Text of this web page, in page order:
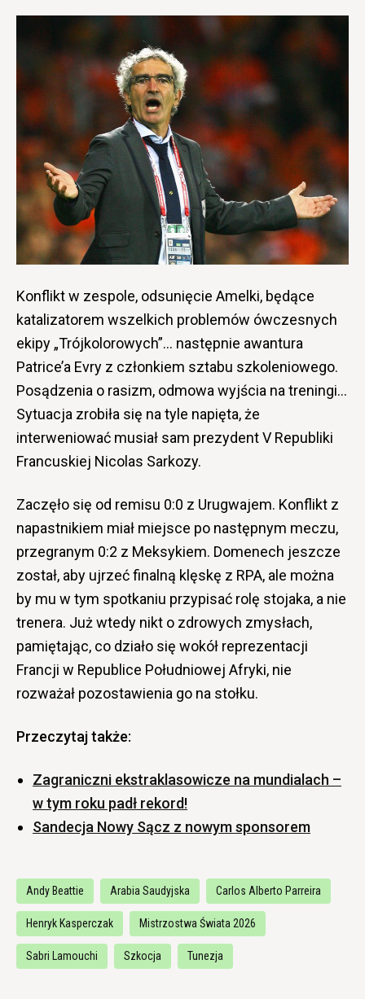
Konflikt w zespole, odsunięcie Amelki, będące
katalizatorem wszelkich problemów ówczesnych
ekipy „Trójkolorowych”… następnie awantura
Patrice’a Evry z członkiem sztabu szkoleniowego.
Posądzenia o rasizm, odmowa wyjścia na treningi…
Sytuacja zrobiła się na tyle napięta, że
interweniować musiał sam prezydent V Republiki
Francuskiej Nicolas Sarkozy.
Zaczęło się od remisu 0:0 z Urugwajem. Konflikt z
napastnikiem miał miejsce po następnym meczu,
przegranym 0:2 z Meksykiem. Domenech jeszcze
został, aby ujrzeć finalną klęskę z RPA, ale można
by mu w tym spotkaniu przypisać rolę stojaka, a nie
trenera. Już wtedy nikt o zdrowych zmysłach,
pamiętając, co działo się wokół reprezentacji
Francji w Republice Południowej Afryki, nie
rozważał pozostawienia go na stołku.
Przeczytaj także:
Zagraniczni ekstraklasowicze na mundialach –
w tym roku padł rekord!
Sandecja Nowy Sącz z nowym sponsorem
Andy Beattie Arabia Saudyjska Carlos Alberto Parreira
Henryk Kasperczak Mistrzostwa Świata 2026
Sabri Lamouchi Szkocja Tunezja